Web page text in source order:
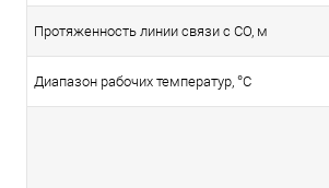
Протяженность линии связи с СО, м
Диапазон рабочих температур, °С